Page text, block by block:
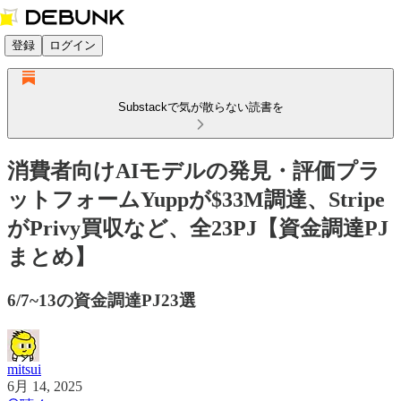
登録 ログイン
Substackで気が散らない読書を
消費者向けAIモデルの発見・評価プラ
ットフォームYuppが$33M調達、Stripe
がPrivy買収など、全23PJ【資金調達PJ
まとめ】
6/7~13の資金調達PJ23選
mitsui
6月 14, 2025